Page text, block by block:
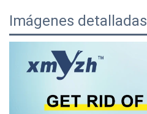
Imágenes detalladas